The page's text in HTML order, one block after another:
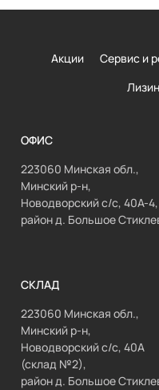
Акции Сервис и
ОФИС
223060 Минская обл.,
Минский р-н,
Новодворский с/с, 40А-4,
район д. Большое
СКЛАД
223060 Минская обл.,
Минский р-н,
Новодворский с/с, 40А
(склад №2),
район д. Большое